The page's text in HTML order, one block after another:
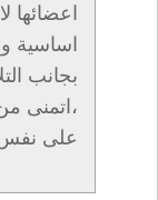
اعضائها
اساسية
بجانب
،اتمنى
على نفس